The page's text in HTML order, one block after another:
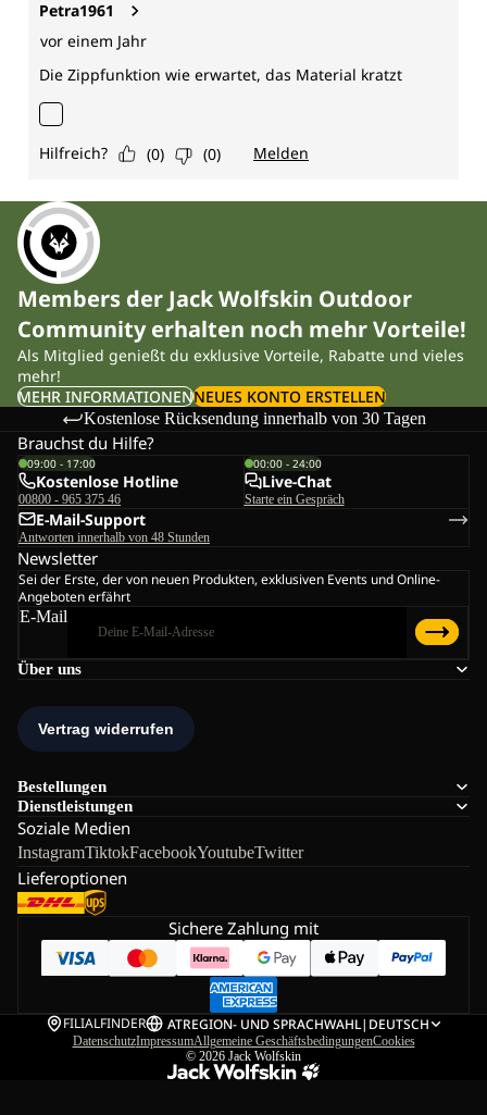
Members der Jack Wolfskin Outdoor
Community erhalten noch mehr Vorteile!
Als Mitglied genießt du exklusive Vorteile, Rabatte und vieles
mehr!
MEHR INFORMATIONENNEUES KONTO ERSTELLEN
Kostenlose Rücksendung innerhalb von 30 Tagen
Über uns
Bestellungen
Dienstleistungen
Soziale Medien
InstagramTiktokFacebookYoutubeTwitter
Lieferoptionen
Brauchst du Hilfe?
09:00 - 17:00
Kostenlose Hotline
00800 - 965 375 46
00:00 - 24:00
Live-Chat
Starte ein Gespräch
E-Mail-Support
Antworten innerhalb von 48 Stunden
Newsletter
Sei der Erste, der von neuen Produkten, exklusiven Events und Online-
Angeboten erfährt
E-Mail
Sichere Zahlung mit
FILIALFINDER ATREGION- UND SPRACHWAHL| DEUTSCH
DatenschutzImpressumAllgemeine GeschäftsbedingungenCookies
© 2026 Jack Wolfskin